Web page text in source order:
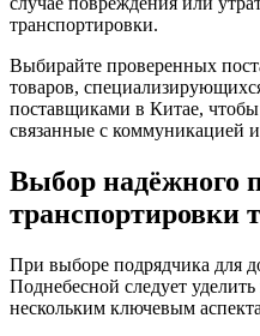
транспортировки.
Выбирайте проверенных
товаров,
поставщиками в Китае,
связанные с коммуникацией
Выбор надёжного
транспортировки
При выборе подрядчика для
Поднебесной следует
нескольким ключевым